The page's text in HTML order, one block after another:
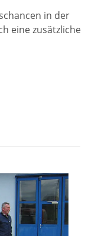
in der
eine zusätzliche